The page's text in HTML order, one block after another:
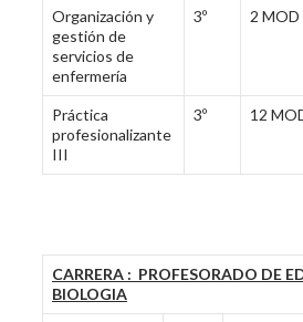
Organización y
gestión de
servicios de
enfermería
3º 2 MOD
Práctica
profesionalizante
III
3º 12
CARRERA : PROFESORADO DE
BIOLOGIA